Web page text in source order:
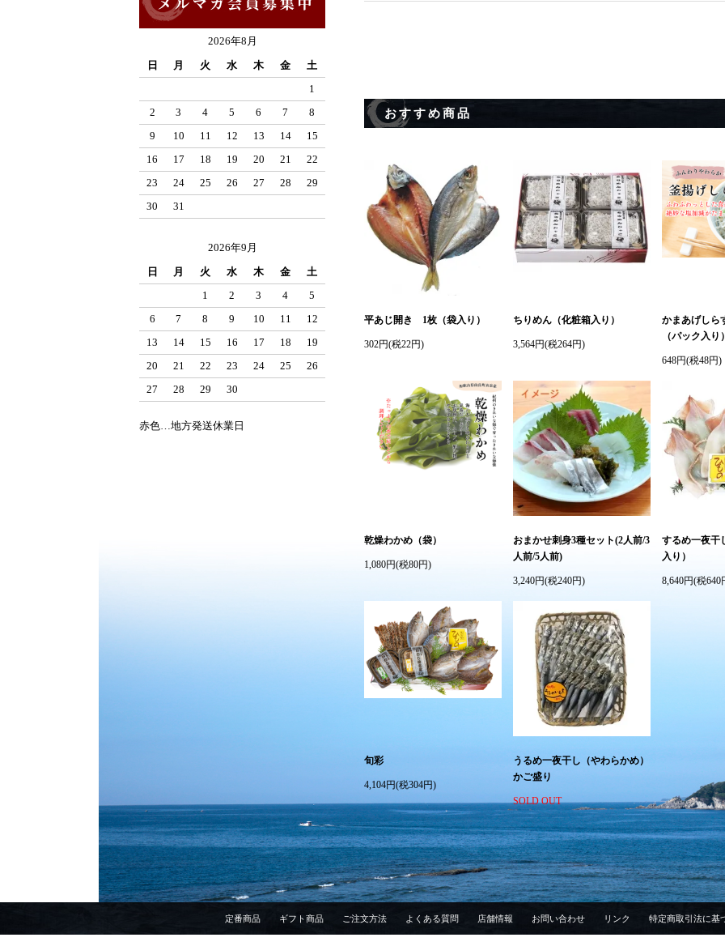
おすすめ商品
平あじ開き 1枚（袋入り）
302円(税22円)
ちりめん（化粧箱入り）
3,564円(税264円)
かまあげし
（パック入り
648円(税48円)
乾燥わかめ（袋）
1,080円(税80円)
おまかせ刺身3種セット(2人前/3
人前/5人前)
3,240円(税240円)
するめ一夜干
入り）
8,640円(税640
旬彩
4,104円(税304円)
うるめ一夜干し（やわらかめ）
かご盛り
SOLD OUT
2026年8月
日
月 火 水 木 金
土
1
2
3 4 5 6 7
8
9
10 11 12 13 14
15
16
17 18 19 20 21
22
23
24 25 26 27 28
29
30
31
2026年9月
日
月 火 水 木 金
土
1
2 3 4
5
6
7 8 9 10 11
12
13
14 15 16 17 18
19
20
21 22 23 24 25
26
27
28 29 30
赤色…地方発送休業日
定番商品 ギフト商品 ご注文方法 よくある質問 店舗情報 お問い合わせ リンク 特定商取引法に基